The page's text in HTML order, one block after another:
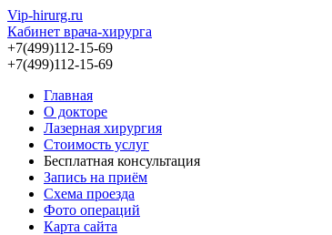
Vip-hirurg.ru
Кабинет врача-хирурга
+7(499)112-15-69
+7(499)112-15-69
Главная
О докторе
Лазерная хирургия
Стоимость услуг
Бесплатная консультация
Запись на приём
Схема проезда
Фото операций
Карта сайта